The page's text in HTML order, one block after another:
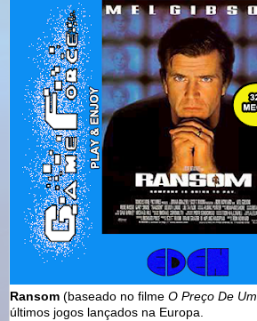
Ransom (baseado no filme O Preço De
últimos jogos lançados na Europa.